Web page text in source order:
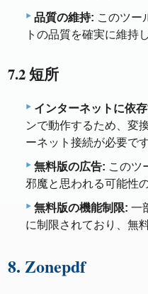
品質の維持: このツー
トの品質を確実に維持
7.2 短所
インターネットに依
ンで動作するため、変
ーネット接続が必要です
無料版の広告: このツ
邪魔と思われる可能性
無料版の機能制限: 一
に制限されており、無
8. Zonepdf